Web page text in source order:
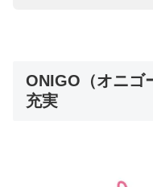
ONIGO（オニゴ
充実